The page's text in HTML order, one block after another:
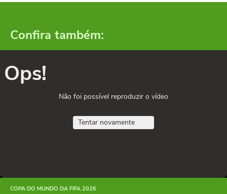
Confira também:
Ops!
Não foi possível reproduzir o vídeo
Tentar novamente
COPA DO MUNDO DA FIFA 2026